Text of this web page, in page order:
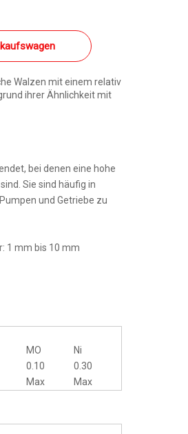
Walzen mit einem relativ
ihrer Ähnlichkeit mit
bei denen eine hohe
Sie sind häufig in
und Getriebe zu
1 mm bis 10 mm
MO
Ni
0.10
0.30
Max Max